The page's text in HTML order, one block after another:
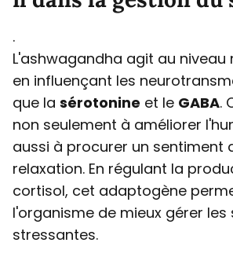
.
L'ashwagandha agit au niveau
en influençant les
que la sérotonine et le GABA.
non seulement à améliorer
aussi à procurer un sentiment
relaxation. En régulant la
cortisol, cet adaptogène
l'organisme de mieux gérer les
stressantes.